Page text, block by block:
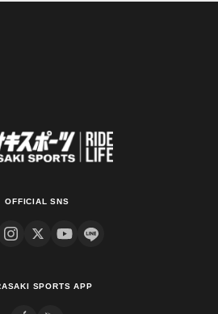
OFFICIAL SNS
SPORTS APP